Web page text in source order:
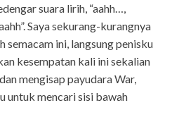
suara lirih, “aahh…,
Saya sekurang-kurangnya
semacam ini, langsung penisku
kesempatan kali ini sekalian
mengisap payudara War,
untuk mencari sisi bawah